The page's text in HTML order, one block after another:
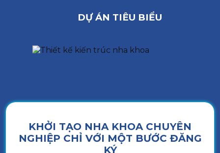
DỰ ÁN TIÊU BIỂU
KHỞI TẠO NHA KHOA CHUYÊN
NGHIỆP CHỈ VỚI MỘT BƯỚC ĐĂNG
KÝ